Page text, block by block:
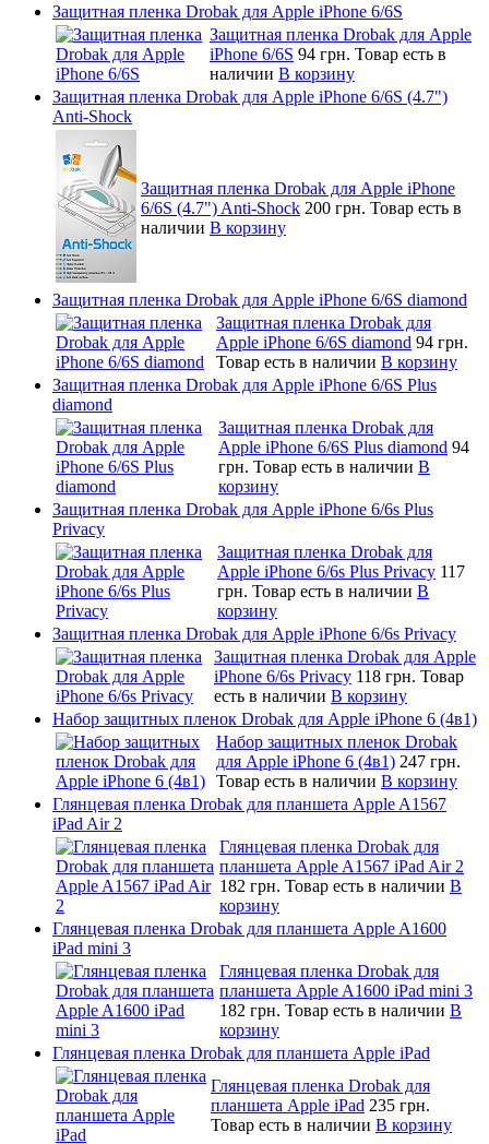
Защитная пленка Drobak для Apple iPhone 6/6S
Защитная пленка Drobak для Apple
iPhone 6/6S 94 грн. Товар есть в
наличии В корзину
Защитная пленка Drobak для Apple iPhone 6/6S (4.7")
Anti-Shock
Защитная пленка Drobak для Apple iPhone
6/6S (4.7") Anti-Shock 200 грн. Товар есть в
наличии В корзину
Защитная пленка Drobak для Apple iPhone 6/6S diamond
Защитная пленка Drobak для
Apple iPhone 6/6S diamond 94 грн.
Товар есть в наличии В корзину
Защитная пленка Drobak для Apple iPhone 6/6S Plus
diamond
Защитная пленка Drobak для
Apple iPhone 6/6S Plus diamond 94
грн. Товар есть в наличии В
корзину
Защитная пленка Drobak для Apple iPhone 6/6s Plus
Privacy
Защитная пленка Drobak для
Apple iPhone 6/6s Plus Privacy 117
грн. Товар есть в наличии В
корзину
Защитная пленка Drobak для Apple iPhone 6/6s Privacy
Защитная пленка Drobak для Apple
iPhone 6/6s Privacy 118 грн. Товар
есть в наличии В корзину
Набор защитных пленок Drobak для Apple iPhone 6 (4в1)
Набор защитных пленок Drobak
для Apple iPhone 6 (4в1) 247 грн.
Товар есть в наличии В корзину
Глянцевая пленка Drobak для планшета Apple A1567
iPad Air 2
Глянцевая пленка Drobak для
планшета Apple A1567 iPad Air 2
182 грн. Товар есть в наличии В
корзину
Глянцевая пленка Drobak для планшета Apple A1600
iPad mini 3
Глянцевая пленка Drobak для
планшета Apple A1600 iPad mini 3
182 грн. Товар есть в наличии В
корзину
Глянцевая пленка Drobak для планшета Apple iPad
Глянцевая пленка Drobak для
планшета Apple iPad 235 грн.
Товар есть в наличии В корзину